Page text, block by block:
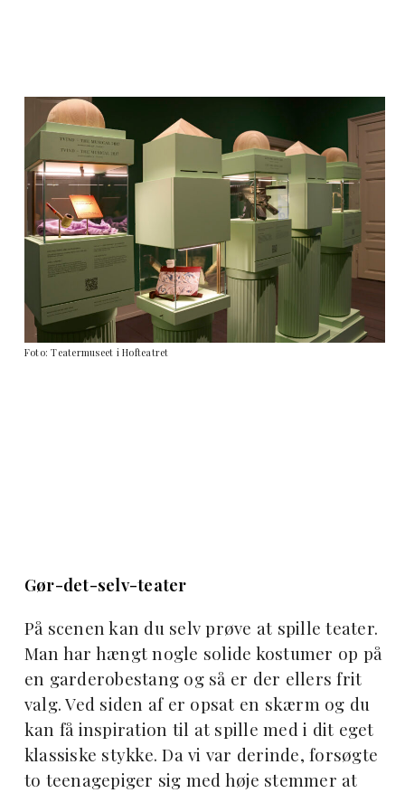
Foto: Teatermuseet i Hofteatret
Gør-det-selv-teater
På scenen kan du selv prøve at spille teater.
Man har hængt nogle solide kostumer op på
en garderobestang og så er der ellers frit
valg. Ved siden af er opsat en skærm og du
kan få inspiration til at spille med i dit eget
klassiske stykke. Da vi var derinde, forsøgte
to teenagepiger sig med høje stemmer at